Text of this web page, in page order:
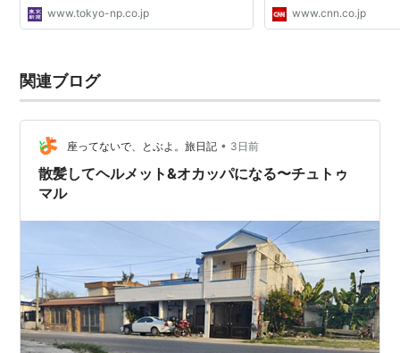
www.tokyo-np.co.jp www.cnn.co.jp
関連ブログ
座ってないで、とぶよ。旅日記 • 3日前
散髪してヘルメット&オカッパになる〜チュトゥ
マル